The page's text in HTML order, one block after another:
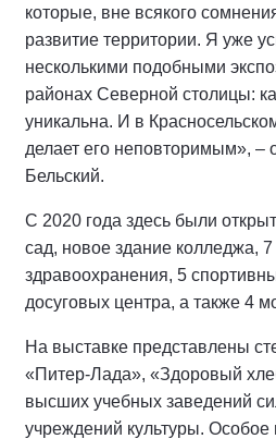
которые, вне всякого
развитие территории. Я уже
несколькими подобными
районах Северной столицы:
уникальна. И в
делает его неповторимым», –
Бельский.
С 2020 года здесь были
сад, новое здание колледжа, 7
здравоохранения, 5
досуговых центра, а также 4
На выставке представлены
«Питер-Лада», «Здоровый
высших учебных заведений
учреждений культуры.